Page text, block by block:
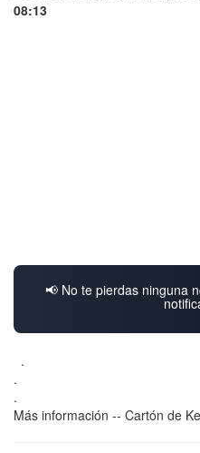
08:13
📢 No te pierdas ninguna
.
.
.
Más información -- Cartón de